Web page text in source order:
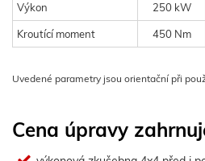
Výkon 250 kW
Kroutící moment 450 Nm
Uvedené parametry jsou orientační při
Cena úpravy